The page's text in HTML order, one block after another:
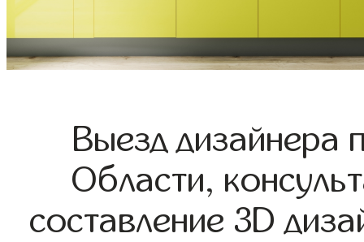
Выезд дизайнера
Области,
составление 3D